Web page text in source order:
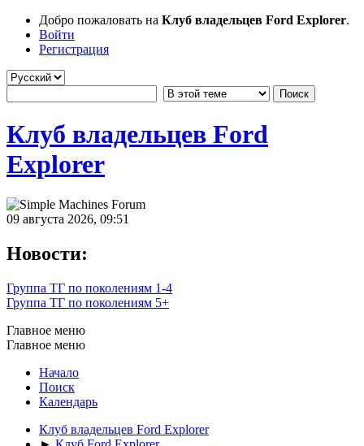
Добро пожаловать на Клуб владельцев Ford Explorer.
Войти
Регистрация
Клуб владельцев Ford
Explorer
09 августа 2026, 09:51
Новости:
Группа ТГ по поколениям 1-4
Группа ТГ по поколениям 5+
Главное меню
Главное меню
Начало
Поиск
Календарь
Клуб владельцев Ford Explorer